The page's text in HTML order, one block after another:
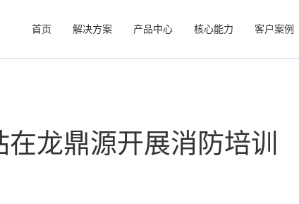
首页 解决方案 产品中心 核心能力 客户案例
龙鼎源开展消防培训